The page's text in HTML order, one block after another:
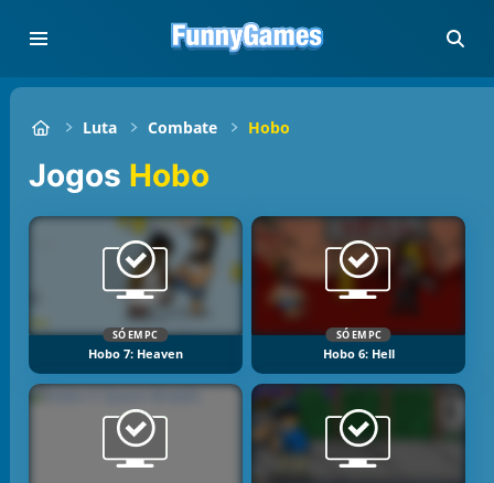
Luta Combate Hobo
Jogos Hobo
SÓ EM PC
Hobo 7: Heaven
SÓ EM PC
Hobo 6: Hell